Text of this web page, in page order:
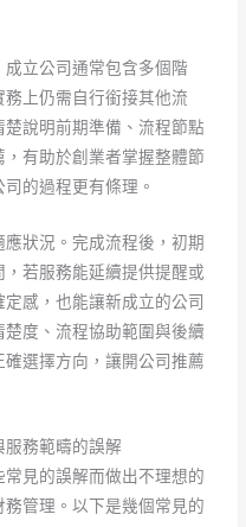
立公司通常包含多個階
上仍需自行銜接其他流
說明前期準備、流程節點
有助於創業者掌握整體節
的過程更有條理。
狀況。完成流程後，初期
若服務能延續提供提醒或
感，也能讓新成立的公司
度、流程協助範圍與後續
選擇方向，讓開公司推薦
務範疇的誤解
見的誤解而做出不理想的
管理。以下是幾個常見的